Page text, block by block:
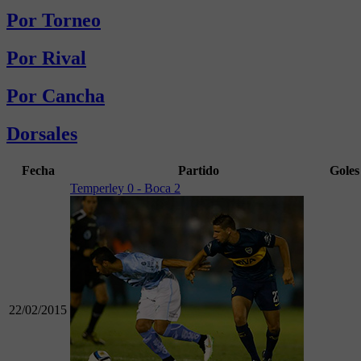
Por Torneo
Por Rival
Por Cancha
Dorsales
Fecha Partido Goles
22/02/2015
Temperley 0 - Boca 2